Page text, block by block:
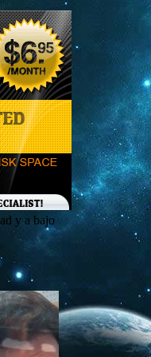
y a bajo